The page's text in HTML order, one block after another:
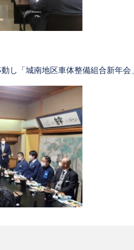
し「城南地区車体整備組合新年会